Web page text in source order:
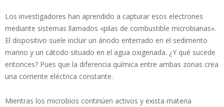
Los investigadores han aprendido a capturar esos electrones
mediante sistemas llamados «pilas de combustible microbianas».
El dispositivo suele incluir un ánodo enterrado en el sedimento
marino y un cátodo situado en el agua oxigenada. ¿Y qué sucede
entonces? Pues que la diferencia química entre ambas zonas crea
una corriente eléctrica constante.
Mientras los microbios continúen activos y exista materia